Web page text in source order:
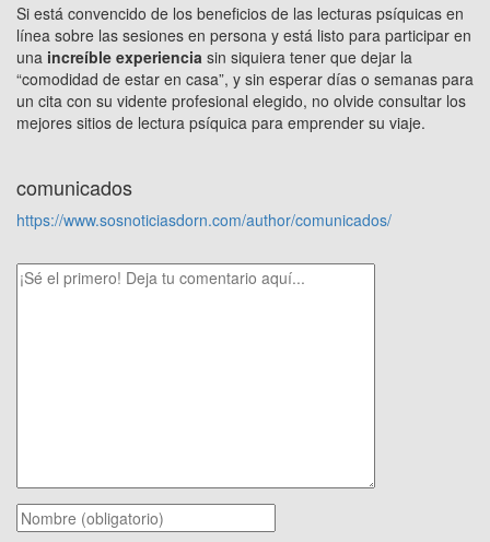
Si está convencido de los beneficios de las lecturas psíquicas en
línea sobre las sesiones en persona y está listo para participar en
una increíble experiencia sin siquiera tener que dejar la
“comodidad de estar en casa”, y sin esperar días o semanas para
un cita con su vidente profesional elegido, no olvide consultar los
mejores sitios de lectura psíquica para emprender su viaje.
comunicados
https://www.sosnoticiasdorn.com/author/comunicados/